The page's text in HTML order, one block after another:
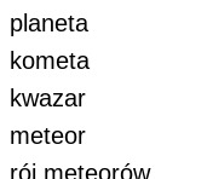
planeta
kometa
kwazar
meteor
rój meteorów